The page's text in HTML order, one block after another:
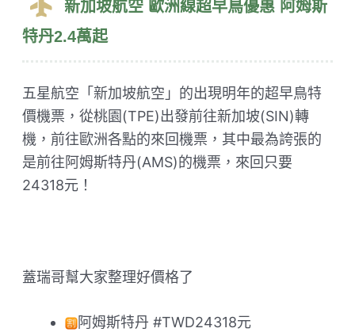
新加坡航空 歐洲線超早鳥優惠 阿姆斯
特丹2.4萬起
五星航空「新加坡航空」的出現明年的超早鳥特
價機票，從桃園(TPE)出發前往新加坡(SIN)轉
機，前往歐洲各點的來回機票，其中最為誇張的
是前往阿姆斯特丹(AMS)的機票，來回只要
24318元！
蓋瑞哥幫大家整理好價格了
阿姆斯特丹 #TWD24318元